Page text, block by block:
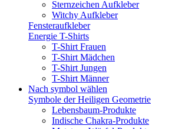
Sternzeichen Aufkleber
Witchy Aufkleber
Fensteraufkleber
Energie T-Shirts
T-Shirt Frauen
T-Shirt Mädchen
T-Shirt Jungen
T-Shirt Männer
Nach symbol wählen
Symbole der Heiligen Geometrie
Lebensbaum-Produkte
Indische Chakra-Produkte